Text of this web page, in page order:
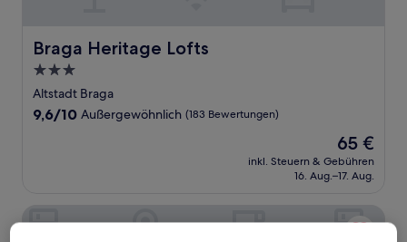
Braga Heritage Lofts
Braga Heritage Lofts
3.0-
Sterne-
Unterkunft
Altstadt Braga
9.6
9,6/10 Außergewöhnlich (183 Bewertungen)
Der
Preis
beträgt
65 €
inkl. Steuern & Gebühren
16. Aug.–17. Aug.
ibis Braga